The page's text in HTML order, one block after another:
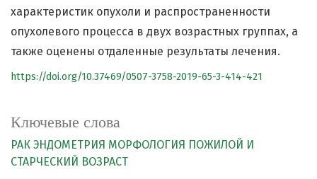
Ключевые слова
РАК ЭНДОМЕТРИЯ МОРФОЛОГИЯ ПОЖИЛОЙ И
СТАРЧЕСКИЙ ВОЗРАСТ
характеристик опухоли и распространенности
опухолевого процесса в двух возрастных группах, а
также оценены отдаленные результаты лечения.
https://doi.org/10.37469/0507-3758-2019-65-3-414-421